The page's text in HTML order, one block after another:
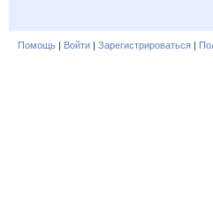
Помощь | Войти | Зарегистрироваться |